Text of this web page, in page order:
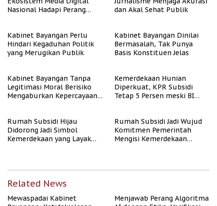
Nasional Hadapi Perang
dan Akal Sehat Publik
Kabinet Bayangan Perlu
Hindari Kegaduhan Politik
yang Merugikan Publik
Kabinet Bayangan Dinilai
Bermasalah, Tak Punya
Basis Konstituen Jelas
Kabinet Bayangan Tanpa
Legitimasi Moral Berisiko
Mengaburkan Kepercayaan
Kemerdekaan Hunian
Diperkuat, KPR Subsidi
Tetap 5 Persen meski BI
Rumah Subsidi Hijau
Didorong Jadi Simbol
Kemerdekaan yang Layak
Rumah Subsidi Jadi Wujud
Komitmen Pemerintah
Mengisi Kemerdekaan
Related News
Mewaspadai Kabinet
Menjawab Perang Algoritma